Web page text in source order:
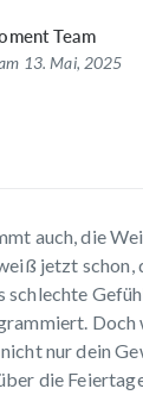
Team
13. Mai, 2025
auch, die
jetzt schon,
schlechte
Doch
nur dein
die